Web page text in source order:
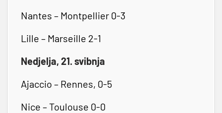
Nantes – Montpellier 0-3
Lille – Marseille 2-1
Nedjelja, 21. svibnja
Ajaccio – Rennes, 0-5
Nice – Toulouse 0-0